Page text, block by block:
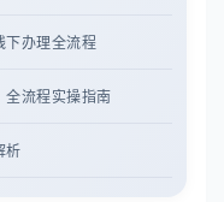
下办理全流程
全流程实操指南
析